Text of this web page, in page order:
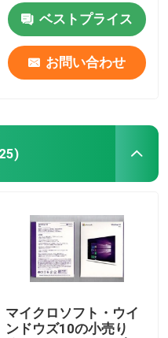
ベストプライス
お問い合わせ
マイクロソフト・ウイ
ンドウズ10の小売り